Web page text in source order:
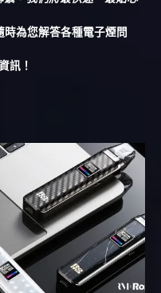
為您解答各種電子煙問
訊！
價
格
範
圍：
NT$300
到
NT$1,200
此
產
品
有
多
種
式。
可